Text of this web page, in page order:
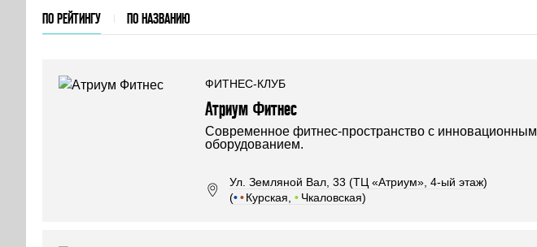
ПО РЕЙТИНГУ ПО НАЗВАНИЮ
ФИТНЕС-КЛУБ
Атриум Фитнес
Современное фитнес-пространство с инновационным
оборудованием.
Ул. Земляной Вал, 33 (ТЦ «Атриум», 4-ый этаж)
(•• Курская, • Чкаловская)